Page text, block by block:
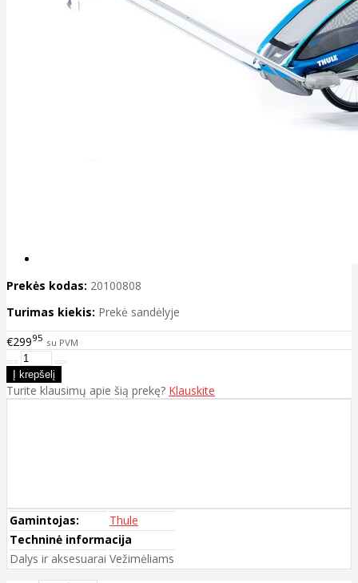
Prekės kodas: 20100808
Turimas kiekis: Prekė sandėlyje
€29995 su PVM
Turite klausimų apie šią prekę? Klauskite
Gamintojas:
Thule
Techninė informacija
Dalys ir aksesuarai Vežimėliams